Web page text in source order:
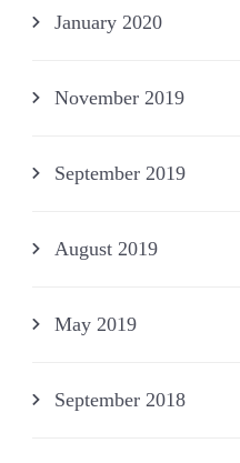
January 2020
November 2019
September 2019
August 2019
May 2019
September 2018